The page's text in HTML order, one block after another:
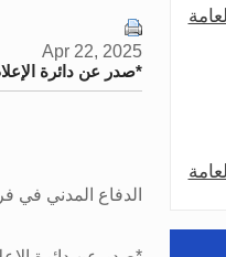
Apr 22, 2025
*صدر عن دائرة
الدفاع المدني في